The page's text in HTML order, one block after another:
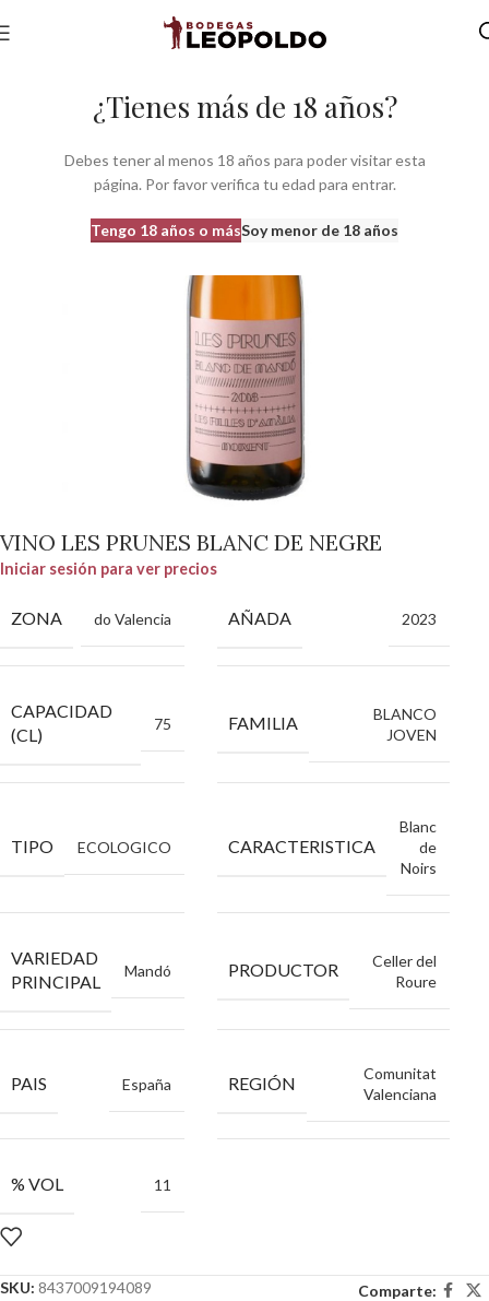
¿Tienes más de 18 años?
Debes tener al menos 18 años para poder visitar esta
página. Por favor verifica tu edad para entrar.
Tengo 18 años o másSoy menor de 18 años
Inicio Bodegas Com. Valenciana Bodegas do Valencia
VINO LES PRUNES BLANC DE NEGRE
Iniciar sesión para ver precios
ZONA do Valencia AÑADA 2023
CAPACIDAD
(CL)
75 FAMILIA
BLANCO
JOVEN
TIPO ECOLOGICO CARACTERISTICA
Blanc
de
Noirs
VARIEDAD
PRINCIPAL
Mandó PRODUCTOR
Celler del
Roure
PAIS España REGIÓN
Comunitat
Valenciana
% VOL 11
SKU: 8437009194089
Comparte: